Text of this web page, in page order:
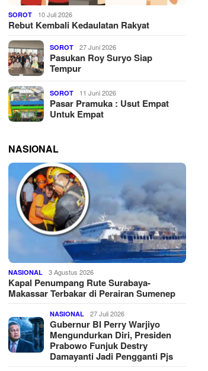
SOROT 10 Juli 2026
Rebut Kembali Kedaulatan Rakyat
SOROT 27 Juni 2026
Pasukan Roy Suryo Siap
Tempur
SOROT 11 Juni 2026
Pasar Pramuka : Usut Empat
Untuk Empat
NASIONAL
NASIONAL 3 Agustus 2026
Kapal Penumpang Rute Surabaya-
Makassar Terbakar di Perairan Sumenep
NASIONAL 27 Juli 2026
Gubernur BI Perry Warjiyo
Mengundurkan Diri, Presiden
Prabowo Funjuk Destry
Damayanti Jadi Pengganti Pjs